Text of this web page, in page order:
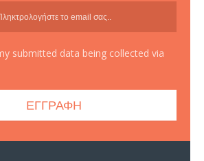
submitted data being collected via